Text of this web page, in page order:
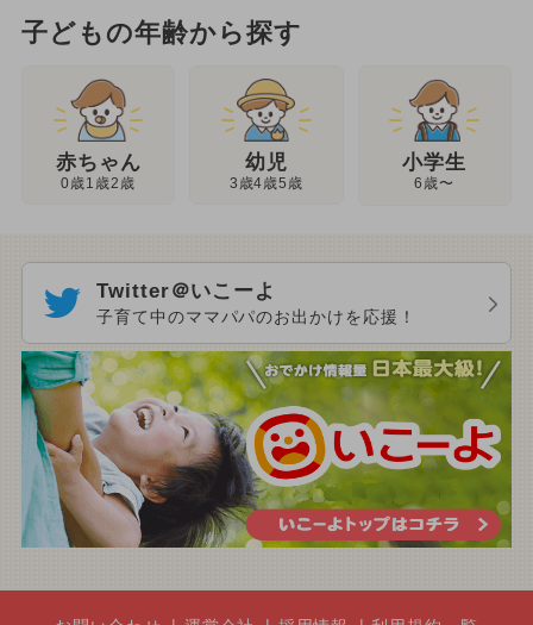
子どもの年齢から探す
赤ちゃん
0歳1歳2歳
幼児
3歳4歳5歳
小学生
6歳〜
Twitter＠いこーよ
子育て中のママパパのお出かけを応援！